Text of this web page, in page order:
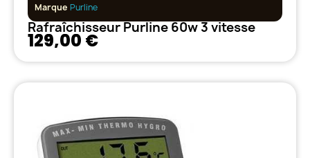
Marque Purline
Rafraîchisseur Purline 60w 3 vitesse
129,00 €